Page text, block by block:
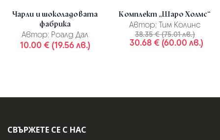
Чарли и шоколадовата
фабрика
Автор: Роалд Дал
10.00 € (19.56 лв.)
Комплект „Шаро Холмс“
Автор: Тим Колинс
38.35 € (75.01 лв.)
30.68 € (60.00 лв.)
СВЪРЖЕТЕ СЕ С НАС